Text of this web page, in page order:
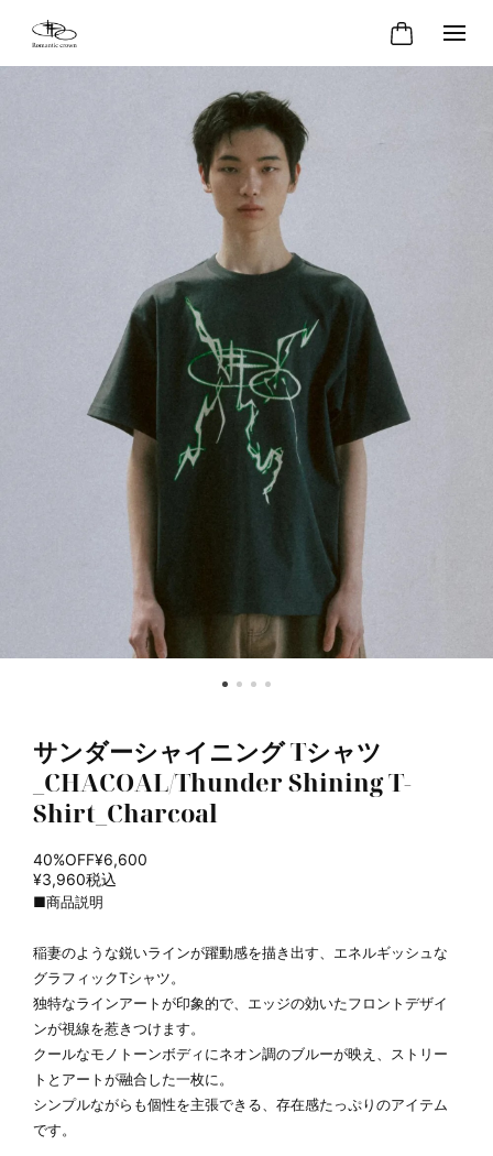
サンダーシャイニング Tシャツ
_CHACOAL/Thunder Shining T-
Shirt_Charcoal
40%OFF¥6,600
¥3,960税込
■商品説明
稲妻のような鋭いラインが躍動感を描き出す、エネルギッシュな
グラフィックTシャツ。
独特なラインアートが印象的で、エッジの効いたフロントデザイ
ンが視線を惹きつけます。
クールなモノトーンボディにネオン調のブルーが映え、ストリー
トとアートが融合した一枚に。
シンプルながらも個性を主張できる、存在感たっぷりのアイテム
です。